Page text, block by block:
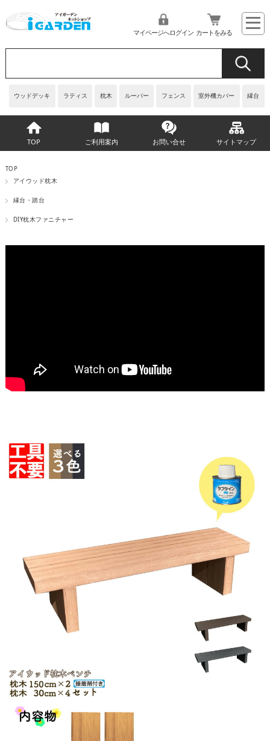
ウッドデッキ ラティス 枕木 ルーバー フェンス 室外機カバー 縁台
マイページへログイン カートをみる
TOP ご利用案内 お問い合せ サイトマップ
TOP
アイウッド枕木
縁台・踏台
DIY枕木ファニチャー